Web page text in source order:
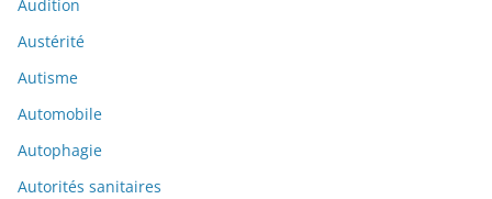
Audition
Austérité
Autisme
Automobile
Autophagie
Autorités sanitaires